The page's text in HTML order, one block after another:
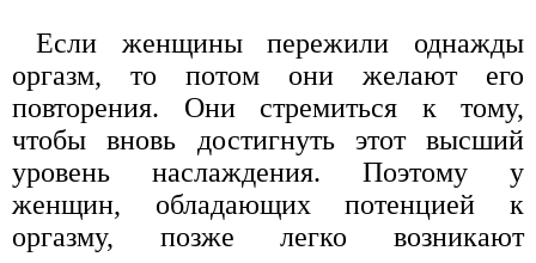
Если женщины пережили однажды
оргазм, то потом они желают его
повторения. Они стремиться к тому,
чтобы вновь достигнуть этот высший
уровень наслаждения. Поэтому у
женщин, обладающих потенцией к
оргазму, позже легко возникают